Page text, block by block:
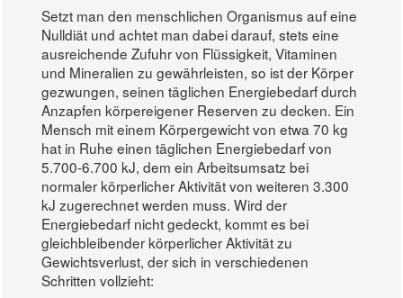
Setzt man den menschlichen Organismus auf eine
Nulldiät und achtet man dabei darauf, stets eine
ausreichende Zufuhr von Flüssigkeit, Vitaminen
und Mineralien zu gewährleisten, so ist der Körper
gezwungen, seinen täglichen Energiebedarf durch
Anzapfen körpereigener Reserven zu decken. Ein
Mensch mit einem Körpergewicht von etwa 70 kg
hat in Ruhe einen täglichen Energiebedarf von
5.700-6.700 kJ, dem ein Arbeitsumsatz bei
normaler körperlicher Aktivität von weiteren 3.300
kJ zugerechnet werden muss. Wird der
Energiebedarf nicht gedeckt, kommt es bei
gleichbleibender körperlicher Aktivität zu
Gewichtsverlust, der sich in verschiedenen
Schritten vollzieht: